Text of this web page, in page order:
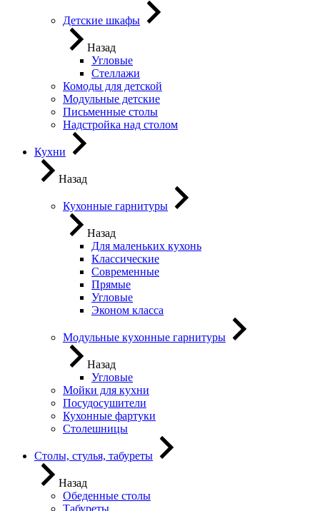
Детские шкафы
Назад
Угловые
Стеллажи
Комоды для детской
Модульные детские
Письменные столы
Надстройка над столом
Кухни
Назад
Кухонные гарнитуры
Назад
Для маленьких кухонь
Классические
Современные
Прямые
Угловые
Эконом класса
Модульные кухонные гарнитуры
Назад
Угловые
Мойки для кухни
Посудосушители
Кухонные фартуки
Столешницы
Столы, стулья, табуреты
Назад
Обеденные столы
Табуреты